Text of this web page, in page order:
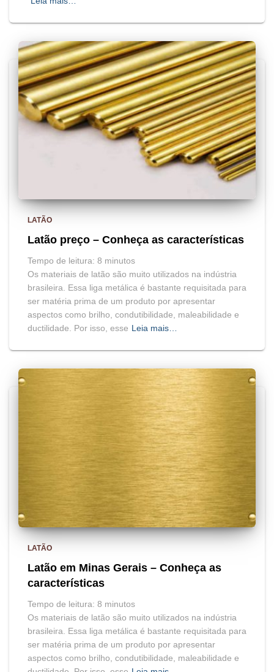
LATÃO
Latão preço – Conheça as características
Tempo de leitura: 8 minutos
Os materiais de latão são muito utilizados na indústria
brasileira. Essa liga metálica é bastante requisitada para
ser matéria prima de um produto por apresentar
aspectos como brilho, condutibilidade, maleabilidade e
ductilidade. Por isso, esse Leia mais…
LATÃO
Latão em Minas Gerais – Conheça as
características
Tempo de leitura: 8 minutos
Os materiais de latão são muito utilizados na indústria
brasileira. Essa liga metálica é bastante requisitada para
ser matéria prima de um produto por apresentar
aspectos como brilho, condutibilidade, maleabilidade e